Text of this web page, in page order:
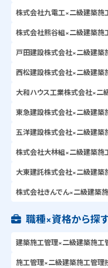
株式会社九電工×二級建築施
株式会社熊谷組×二級建築施
戸田建設株式会社×二級建築
西松建設株式会社×二級建築
大和ハウス工業株式会社×二
東急建設株式会社×二級建築
五洋建設株式会社×二級建築
株式会社大林組×二級建築施
大東建託株式会社×二級建築
株式会社きんでん×二級建築施
職種×資格から探
建築施工管理×二級建築施工
施工管理×二級建築施工管理